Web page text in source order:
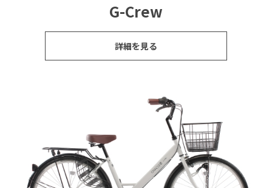
G-Crew
詳細を見る